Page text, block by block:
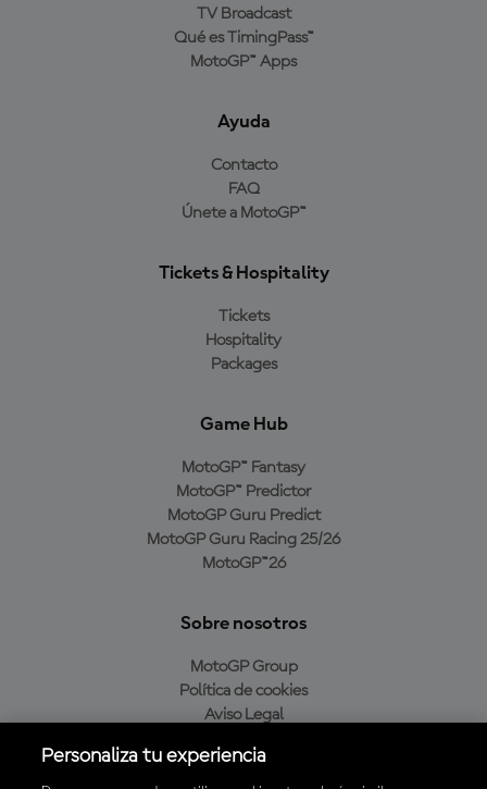
TV Broadcast
Qué es TimingPass™
MotoGP™ Apps
Ayuda
Contacto
FAQ
Únete a MotoGP™
Tickets & Hospitality
Tickets
Hospitality
Packages
Game Hub
MotoGP™ Fantasy
MotoGP™ Predictor
MotoGP Guru Predict
MotoGP Guru Racing 25/26
MotoGP™26
Sobre nosotros
MotoGP Group
Política de cookies
Aviso Legal
Política de compra
Personaliza tu experiencia